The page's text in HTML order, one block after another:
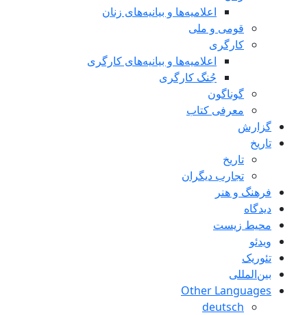
اعلامیه‌ها و بیانیه‌های زنان
قومی و ملی
کارگری
اعلامیه‌ها و بیانیه‌های کارگری
جُنگ کارگری
گوناگون
معرفی کتاب
گزارش
تاریخ
تاريخ
تجارب ديگران
فرهنگ و هنر
دیدگاه
محیط زیست
ویدئو
تئوریک
بین‌المللی
Other Languages
deutsch